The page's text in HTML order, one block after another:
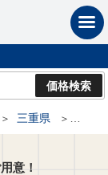
三重県
意！